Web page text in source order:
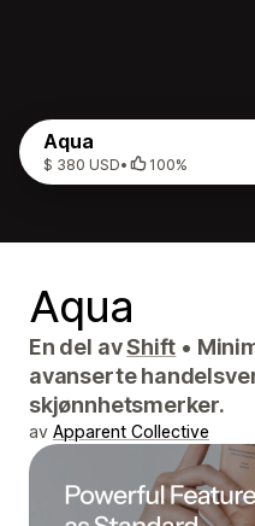
Aqua
$ 380 USD• 100%
Aqua
En del avShift •
avanserte
skjønnhetsmerker.
av Apparent Collective